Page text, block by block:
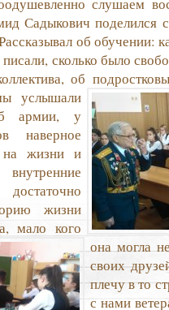
Садыкович поделился
об обучении:
сколько было
об
услышали
армии, у
наверное
на жизни и
жизни
мало кого
она могла
своих
плечу в то
с нами